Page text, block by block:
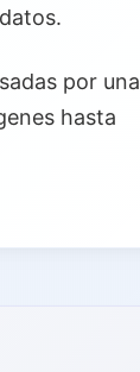
por una
hasta